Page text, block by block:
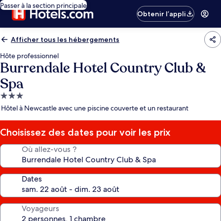
Passer à la section principale
Obtenir l’appli
Afficher tous les hébergements
Hôte professionnel
Burrendale Hotel Country Club &
Spa
Hébergement
3.0 étoiles
Hôtel à Newcastle avec une piscine couverte et un restaurant
Choisissez des dates pour voir les prix
Où allez-vous ?
Dates
Voyageurs